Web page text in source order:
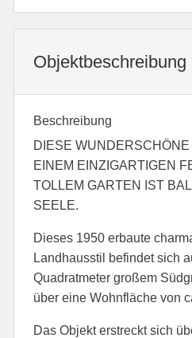
Objekt­beschreibung
Beschreibung
DIESE
EINEM EINZIGARTIGEN
TOLLEM GARTEN IST
SEELE.
Dieses 1950 erbaute
Landhausstil befindet sich
Quadratmeter großem
über eine Wohnfläche von
Das Objekt erstreckt sich